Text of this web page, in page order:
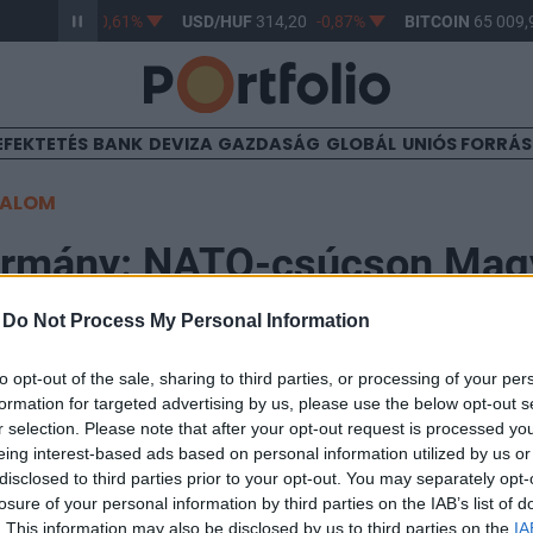
Do Not Process My Personal Information
opt-out of the sale, sharing to third parties, or processing of your
for targeted advertising by us, please use the below opt-out
selection. Please note that after your opt-out request is processed
interest-based ads based on personal information utilized by us
to third parties prior to your opt-out. You may separately
of your personal information by third parties on the IAB’s list of
This information may also be disclosed by us to third parties on the
363,17 -0,61% USD/HUF314,20 -0,87% BITCOIN65
BANK DEVIZA GAZDASÁG GLOBÁL UNIÓS
NATO-csúcson
parlamenti nagyüzem után
a magyar közélet
program alapján Magyar Péter várhatóan részt vehet a